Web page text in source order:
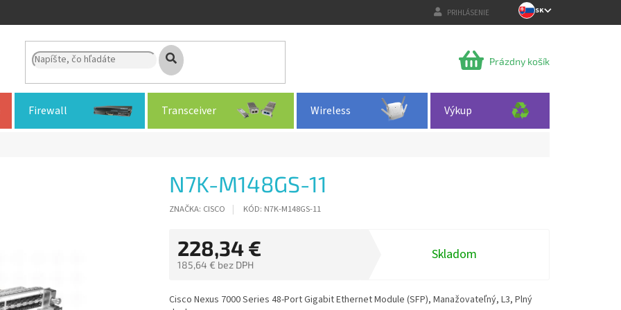
PRIHLÁSENIE SK
NÁKUPNÝ
Prázdny košík
Firewall Transceiver Wireless Výkup
N7K-M148GS-11
ZNAČKA: CISCO KÓD: N7K-M148GS-11
228,34 €
185,64 € bez DPH
cena:
Skladom
Cisco Nexus 7000 Series 48-Port Gigabit Ethernet Module (SFP), Manažovateľný, L3, Plný